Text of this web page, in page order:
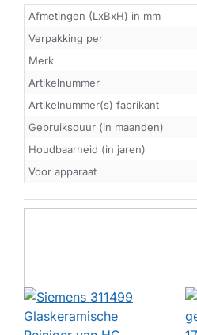
Afmetingen (LxBxH) in mm
Verpakking per
Merk
Artikelnummer
Artikelnummer(s) fabrikant
Gebruiksduur (in maanden)
Houdbaarheid (in jaren)
Voor apparaat